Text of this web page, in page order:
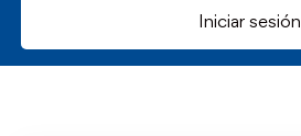
Iniciar sesión